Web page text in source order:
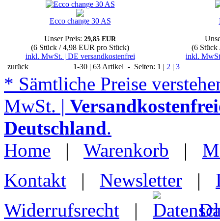
Ecco change 30 AS
Unser Preis: 29,85 EUR
(6 Stück / 4,98 EUR pro Stück)
inkl. MwSt. | DE versandkostenfrei
(6 Stück
inkl.
zurück
1-30 | 63 Artikel - Seiten: 1 | 2 | 3
* Sämtliche Preise
MwSt. |
Deutschland.
Home | Warenkorb |
Kontakt | Newsletter |
Widerrufsrecht |